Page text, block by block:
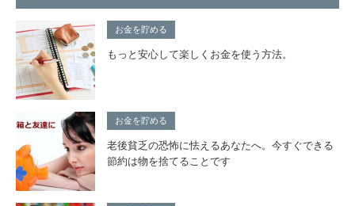
お金を貯める
もっと安心して楽しくお金を使う方法。
お金を貯める
老後貧乏の恐怖に怯えるあなたへ。今すぐできる
節約は物を捨てることです